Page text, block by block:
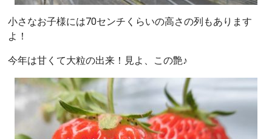
小さなお子様には70センチくらいの高さの列もあります
よ！
今年は甘くて大粒の出来！見よ、この艶♪